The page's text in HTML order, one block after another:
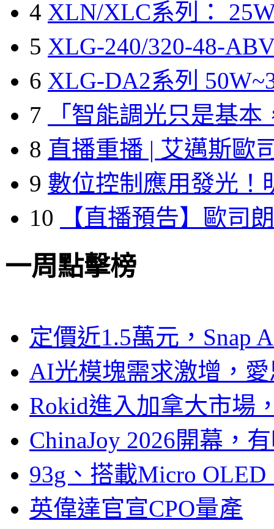
4 XLN/XLC系列：
5 XLG-240/320-48-
6 XLG-DA2系列
7
「智能調光只是基本
8 直播重播 | 艾邁斯歐
9 數位控制應用發光！
10
【直播預告】歐司
一周點擊榜
定價近1.5萬元，Snap
AI光模塊需求激增，
Rokid進入加拿大市場
ChinaJoy 2026開幕，
93g、搭載Micro
英偉達官宣CPO量產